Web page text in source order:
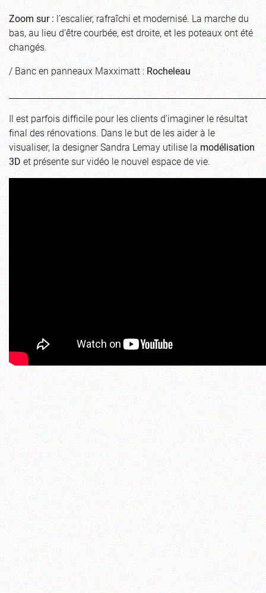
Zoom sur :l’escalier, rafraîchi et modernisé. La marche du
bas, au lieu d’être courbée, est droite, et les poteaux ont été
changés.
/ Banc en panneaux Maxximatt :Rocheleau
Il est parfois difficile pour les clients d’imaginer le résultat
final des rénovations. Dans le but de les aider à le
visualiser, la designer Sandra Lemay utilise lamodélisation
3Det présente sur vidéo le nouvel espace de vie.